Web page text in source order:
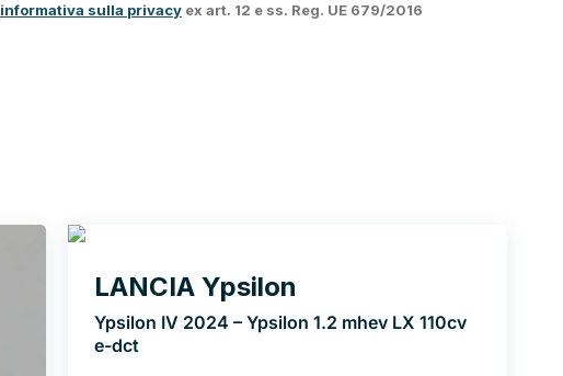
informativa sulla privacy ex art. 12 e ss. Reg. UE 679/2016
LANCIA Ypsilon
Ypsilon IV 2024 – Ypsilon 1.2 mhev LX 110cv
e-dct